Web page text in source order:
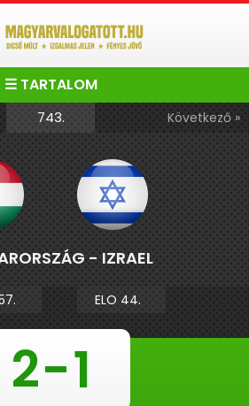
☰ TARTALOM
743. Következő »
- IZRAEL
ELO 44.
2-1